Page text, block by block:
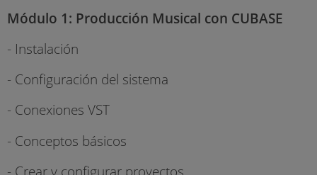
Módulo 1: Producción Musical con CUBASE
- Instalación
- Configuración del sistema
- Conexiones VST
- Conceptos básicos
- Crear y configurar proyectos